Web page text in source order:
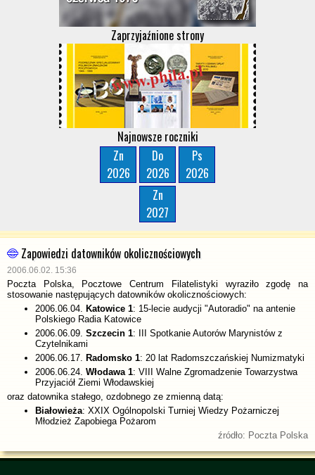
Zaprzyjaźnione strony
Najnowsze roczniki
Zn
2026
Do
2026
Ps
2026
Zn
2027
Zapowiedzi datowników okolicznościowych
2006.06.02. 15:36
Poczta Polska, Pocztowe Centrum Filatelistyki wyraziło zgodę na
stosowanie następujących datowników okolicznościowych:
2006.06.04. Katowice 1: 15-lecie audycji "Autoradio" na antenie
Polskiego Radia Katowice
2006.06.09. Szczecin 1: III Spotkanie Autorów Marynistów z
Czytelnikami
2006.06.17. Radomsko 1: 20 lat Radomszczańskiej Numizmatyki
2006.06.24. Włodawa 1: VIII Walne Zgromadzenie Towarzystwa
Przyjaciół Ziemi Włodawskiej
oraz datownika stałego, ozdobnego ze zmienną datą:
Białowieża: XXIX Ogólnopolski Turniej Wiedzy Pożarniczej
Młodzież Zapobiega Pożarom
źródło: Poczta Polska